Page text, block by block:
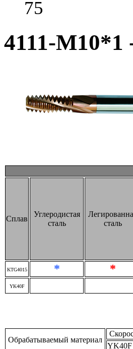
75
4111-
Сплав
Углеродистая
сталь
сталь
KTG4015 * *
YK40F
Обрабатываемый материал
YK40F